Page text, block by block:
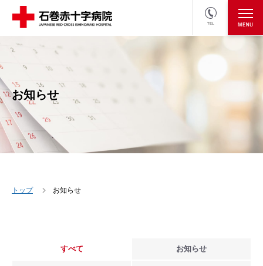
TEL
医療関係者の方
お知らせ
トップ お知らせ
すべて お知らせ